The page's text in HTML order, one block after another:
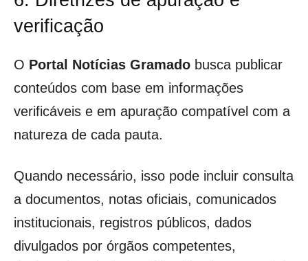
verificação
O Portal Notícias Gramado busca publicar
conteúdos com base em informações
verificáveis e em apuração compatível com a
natureza de cada pauta.
Quando necessário, isso pode incluir consulta
a documentos, notas oficiais, comunicados
institucionais, registros públicos, dados
divulgados por órgãos competentes,